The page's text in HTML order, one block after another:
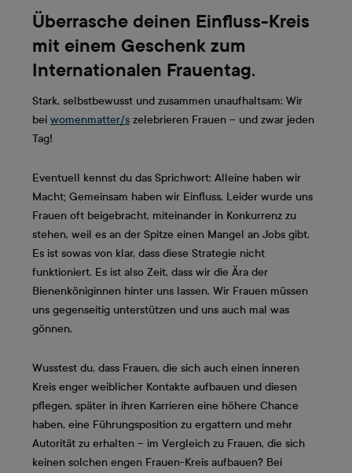
Überrasche deinen Einfluss-Kreis
mit einem Geschenk zum
Internationalen Frauentag.
Stark, selbstbewusst und zusammen unaufhaltsam: Wir
bei womenmatter/s zelebrieren Frauen – und zwar jeden
Tag!
Eventuell kennst du das Sprichwort: Alleine haben wir
Macht; Gemeinsam haben wir Einfluss. Leider wurde uns
Frauen oft beigebracht, miteinander in Konkurrenz zu
stehen, weil es an der Spitze einen Mangel an Jobs gibt.
Es ist sowas von klar, dass diese Strategie nicht
funktioniert. Es ist also Zeit, dass wir die Ära der
Bienenköniginnen hinter uns lassen. Wir Frauen müssen
uns gegenseitig unterstützen und uns auch mal was
gönnen.
Wusstest du, dass Frauen, die sich auch einen inneren
Kreis enger weiblicher Kontakte aufbauen und diesen
pflegen, später in ihren Karrieren eine höhere Chance
haben, eine Führungsposition zu ergattern und mehr
Autorität zu erhalten – im Vergleich zu Frauen, die sich
keinen solchen engen Frauen-Kreis aufbauen? Bei